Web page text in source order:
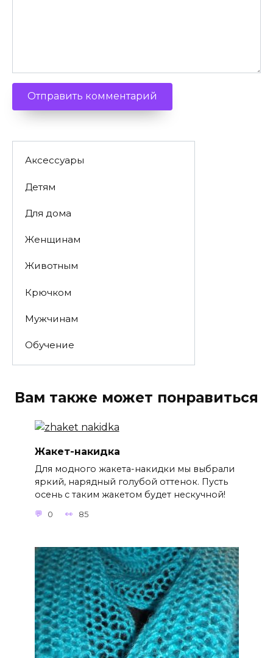
Аксессуары
Детям
Для дома
Женщинам
Животным
Крючком
Мужчинам
Обучение
Вам также может понравиться
Жакет-накидка
Для модного жакета-накидки мы выбрали
яркий, нарядный голубой оттенок. Пусть
осень с таким жакетом будет нескучной!
0 85